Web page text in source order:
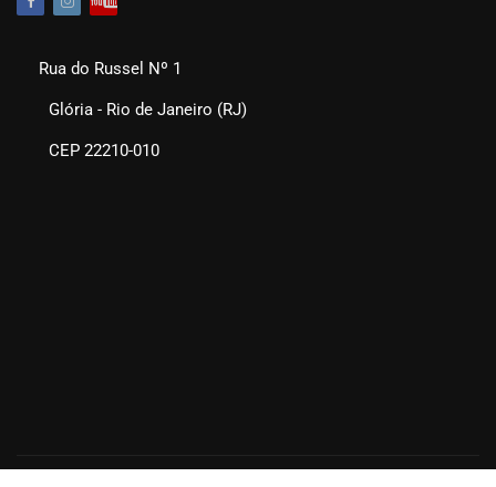
Rua do Russel Nº 1
Glória - Rio de Janeiro (RJ)
CEP 22210-010